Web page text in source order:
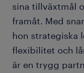
sina tillväxtmål
framåt. Med
hon strategiska
flexibilitet och
är en trygg